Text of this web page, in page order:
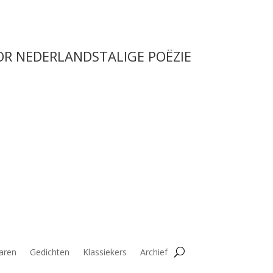
NEDERLANDSTALIGE POËZIE
Gedichten Klassiekers Archief